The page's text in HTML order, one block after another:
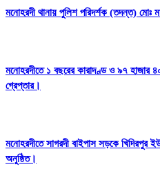
মনোহরদী থানায় পুলিশ পরিদর্শক (তদন্ত) মোঃ
মনোহরদীতে ১ বছরের কারাদণ্ড ও ৯৭ হাজার
গ্রেপ্তার।
মনোহরদীতে সাগরদী বাইপাস সড়কে খিদিরপুর
অনুষ্ঠিত।